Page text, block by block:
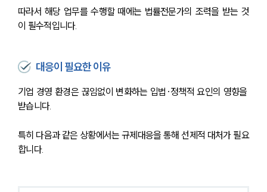
따라서 해당 업무를 수행할 때에는 법률전문가의 조력을 받는 것
이 필수적입니다.
대응이 필요한 이유
기업 경영 환경은 끊임없이 변화하는 입법·정책적 요인의 영향을
받습니다.
특히 다음과 같은 상황에서는 규제대응을 통해 선제적 대처가 필요
합니다.